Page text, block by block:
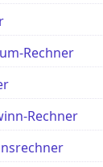
Rechner
Rechner